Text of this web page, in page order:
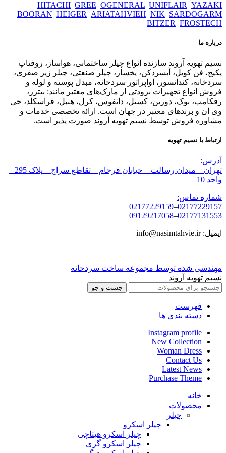
HITACHI GREE OGENERAL UNIFLAIR YAZAKI
BOORAN HEIGER ARIATAHVIEH NIK SARDOGARM
BITZER FROSTECH
درباره ما
نسیم تهویه آروند سازنده انواع چیلر ساختمانی، هواساز، روفتاپ
پکیج، فن کویل، آبسردکن، یخساز، چیلر صنعتی، چیلر زیر صفری،
سردخانه، کندانسور، اواپراتور سردخانه، مبدل پوسته و لوله و
فروش انواع تجهیزات برودتی از مارک‌های معتبر مانند: بیتزر،
رفکامپ، بوک، دورین، کستل، دانفوس، کرل، هنبل، فراسکلد، جی
وی ان و برندهای معتبر در جهان است. ارائه تخصصی خدمات و
مشاوره فروش توسط نسیم تهویه آروند صورت پذیر است.
ارتباط با نسیم تهویه
آدرس:
تهران – میدان رسالت – خیابان فرجام – تقاطع سراج – پلاک 295 –
واحد 10
شماره تماس:
02177229157
–
02177229159
02177131553
–
09129217058
ایمیل: info@nasimtahvie.ir
مهندسی شده توسط مجموعه ساخت سردخانه
نسیم تهویه آروند
جست و جو
فهرست
دسته بندی ها
Instagram profile
New Collection
Woman Dress
Contact Us
Latest News
Purchase Theme
خانه
محصولات
چیلر
چیلر اسکرو
چیلر اسکرو هیتاچی
چیلر اسکرو گری